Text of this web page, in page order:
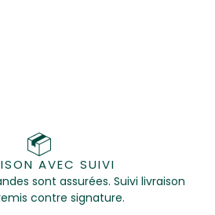
AVEC SUIVI
sont assurées. Suivi livraison
contre signature.